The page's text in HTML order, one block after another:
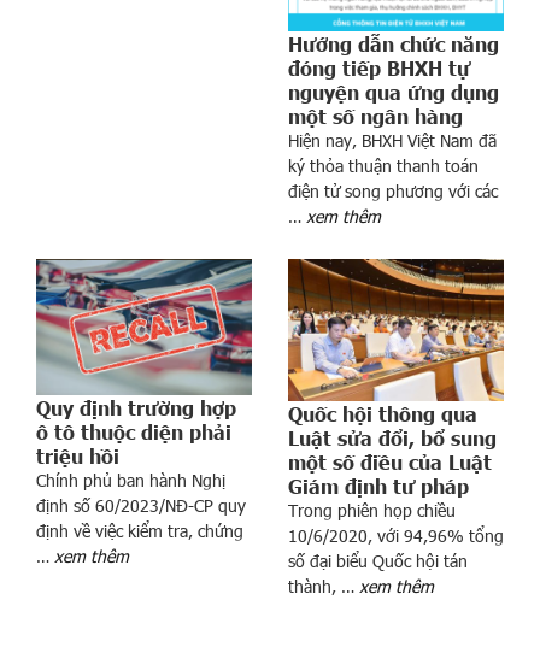
Hướng dẫn chức năng
đóng tiếp BHXH tự
nguyện qua ứng dụng
một số ngân hàng
Hiện nay, BHXH Việt Nam đã
ký thỏa thuận thanh toán
điện tử song phương với các
… xem thêm
Quy định trường hợp
ô tô thuộc diện phải
triệu hồi
Chính phủ ban hành Nghị
định số 60/2023/NĐ-CP quy
định về việc kiểm tra, chứng
… xem thêm
Quốc hội thông qua
Luật sửa đổi, bổ sung
một số điều của Luật
Giám định tư pháp
Trong phiên họp chiều
10/6/2020, với 94,96% tổng
số đại biểu Quốc hội tán
thành, … xem thêm